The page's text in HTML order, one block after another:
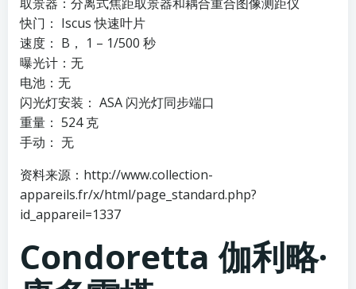
快门： Iscus 快速叶片
速度： B， 1 – 1/500 秒
曝光计：无
电池：无
闪光灯安装： ASA 闪光灯同步端口
重量： 524 克
手动： 无
资料来源：http://www.collection-
appareils.fr/x/html/page_standard.php?
id_appareil=1337
Condoretta 伽利略·